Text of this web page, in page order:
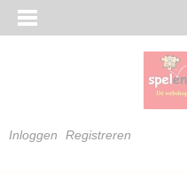
Inloggen Registreren